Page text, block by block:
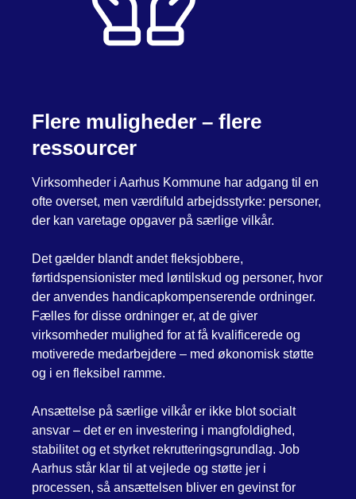
Flere muligheder – flere
ressourcer
Virksomheder i Aarhus Kommune har adgang til en
ofte overset, men værdifuld arbejdsstyrke: personer,
der kan varetage opgaver på særlige vilkår.
Det gælder blandt andet fleksjobbere,
førtidspensionister med løntilskud og personer, hvor
der anvendes handicapkompenserende ordninger.
Fælles for disse ordninger er, at de giver
virksomheder mulighed for at få kvalificerede og
motiverede medarbejdere – med økonomisk støtte
og i en fleksibel ramme.
Ansættelse på særlige vilkår er ikke blot socialt
ansvar – det er en investering i mangfoldighed,
stabilitet og et styrket rekrutteringsgrundlag. Job
Aarhus står klar til at vejlede og støtte jer i
processen, så ansættelsen bliver en gevinst for